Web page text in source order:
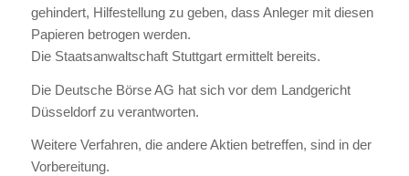
gehindert, Hilfestellung zu geben, dass Anleger mit diesen
Papieren betrogen werden.
Die Staatsanwaltschaft Stuttgart ermittelt bereits.
Die Deutsche Börse AG hat sich vor dem Landgericht
Düsseldorf zu verantworten.
Weitere Verfahren, die andere Aktien betreffen, sind in der
Vorbereitung.